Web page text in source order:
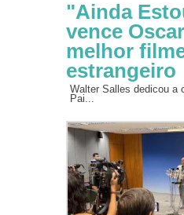
"Ainda
vence
melhor
estrangeiro
Walter Salles dedicou a
Pai...